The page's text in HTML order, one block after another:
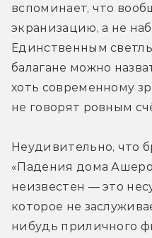
вспоминает, что
экранизацию, а не
Единственным
балагане можно
хоть современному
не говорят ровным
Неудивительно, что
«Падения дома
неизвестен — это
которое не
нибудь приличного